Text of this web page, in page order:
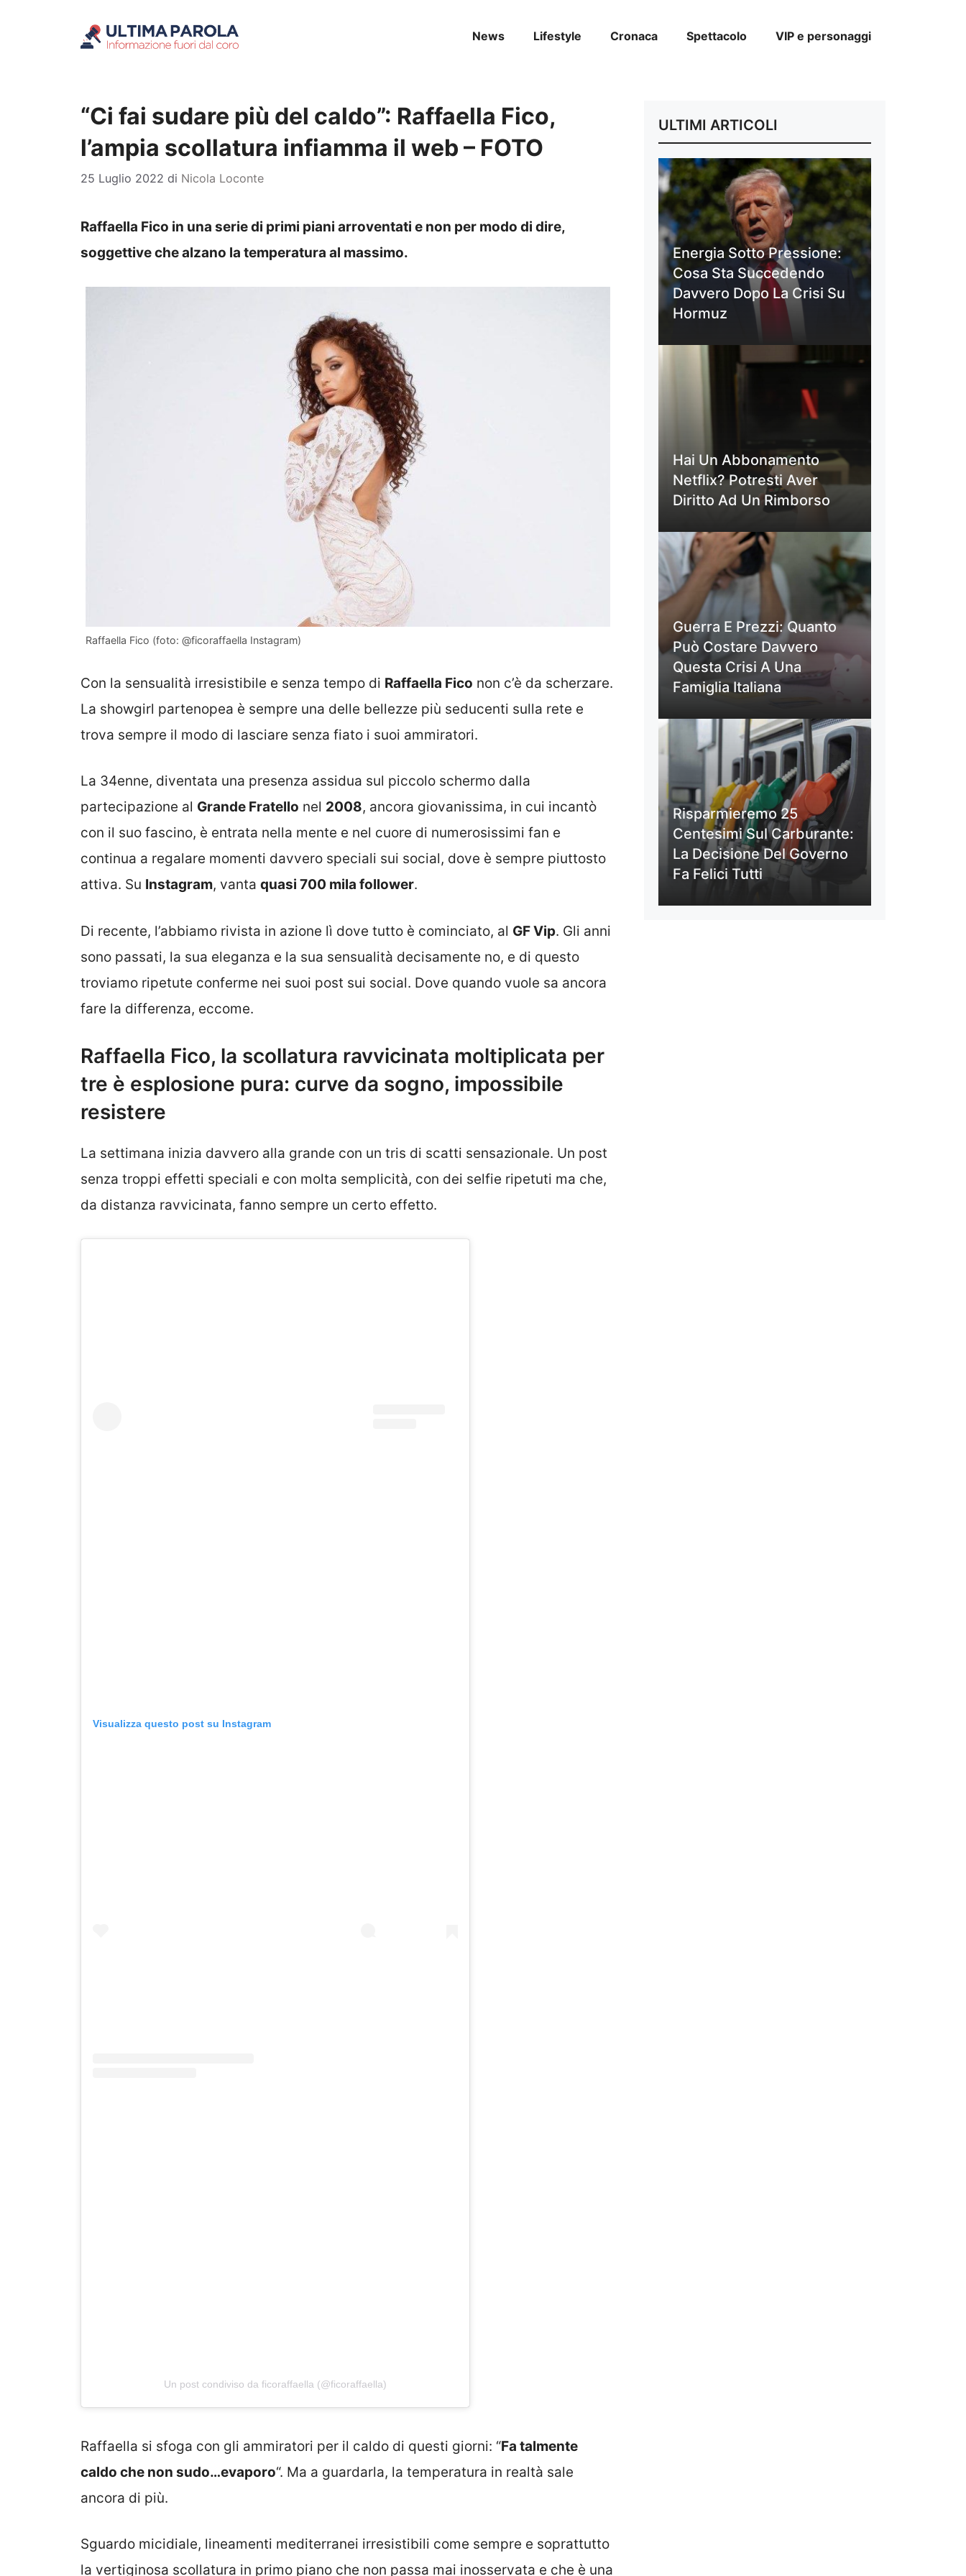
News Lifestyle Cronaca Spettacolo VIP e personaggi
“Ci fai sudare più del caldo”: Raffaella Fico,
l’ampia scollatura infiamma il web – FOTO
25 Luglio 2022 di Nicola Loconte
Raffaella Fico in una serie di primi piani arroventati e non per modo di dire,
soggettive che alzano la temperatura al massimo.
Raffaella Fico (foto: @ficoraffaella Instagram)
Con la sensualità irresistibile e senza tempo di Raffaella Fico non c’è da scherzare.
La showgirl partenopea è sempre una delle bellezze più seducenti sulla rete e
trova sempre il modo di lasciare senza fiato i suoi ammiratori.
La 34enne, diventata una presenza assidua sul piccolo schermo dalla
partecipazione al Grande Fratello nel 2008, ancora giovanissima, in cui incantò
con il suo fascino, è entrata nella mente e nel cuore di numerosissimi fan e
continua a regalare momenti davvero speciali sui social, dove è sempre piuttosto
attiva. Su Instagram, vanta quasi 700 mila follower.
Di recente, l’abbiamo rivista in azione lì dove tutto è cominciato, al GF Vip. Gli anni
sono passati, la sua eleganza e la sua sensualità decisamente no, e di questo
troviamo ripetute conferme nei suoi post sui social. Dove quando vuole sa ancora
fare la differenza, eccome.
Raffaella Fico, la scollatura ravvicinata moltiplicata per
tre è esplosione pura: curve da sogno, impossibile
resistere
La settimana inizia davvero alla grande con un tris di scatti sensazionale. Un post
senza troppi effetti speciali e con molta semplicità, con dei selfie ripetuti ma che,
da distanza ravvicinata, fanno sempre un certo effetto.
Visualizza questo post su Instagram
Un post condiviso da ficoraffaella (@ficoraffaella)
Raffaella si sfoga con gli ammiratori per il caldo di questi giorni: “Fa talmente
caldo che non sudo…evaporo“. Ma a guardarla, la temperatura in realtà sale
ancora di più.
Sguardo micidiale, lineamenti mediterranei irresistibili come sempre e soprattutto
la vertiginosa scollatura in primo piano che non passa mai inosservata e che è una
ULTIMI ARTICOLI
Energia Sotto Pressione:
Cosa Sta Succedendo
Davvero Dopo La Crisi Su
Hormuz
Hai Un Abbonamento
Netflix? Potresti Aver
Diritto Ad Un Rimborso
Guerra E Prezzi: Quanto
Può Costare Davvero
Questa Crisi A Una
Famiglia Italiana
Risparmieremo 25
Centesimi Sul Carburante:
La Decisione Del Governo
Fa Felici Tutti